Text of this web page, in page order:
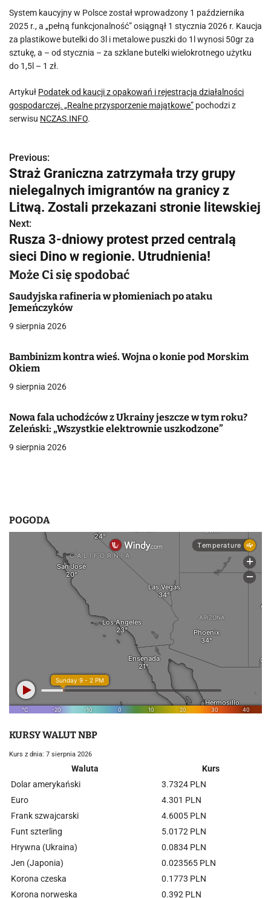
System kaucyjny w Polsce został wprowadzony 1 października
2025 r., a „pełną funkcjonalność” osiągnął 1 stycznia 2026 r. Kaucja
za plastikowe butelki do 3l i metalowe puszki do 1l wynosi 50gr za
sztukę, a – od stycznia – za szklane butelki wielokrotnego użytku
do 1,5l – 1 zł.
Artykuł Podatek od kaucji z opakowań i rejestracja działalności
gospodarczej. „Realne przysporzenie majątkowe” pochodzi z
serwisu NCZAS.INFO.
N
a
w
i
g
a
c
j
w
p
i
s
Previous:
Straż Graniczna zatrzymała trzy grupy
nielegalnych imigrantów na granicy z
Litwą. Zostali przekazani stronie litewskiej
Next:
Rusza 3-dniowy protest przed centralą
sieci Dino w regionie. Utrudnienia!
Może Ci się spodobać
Saudyjska rafineria w płomieniach po ataku
Jemeńczyków
9 sierpnia 2026
Bambinizm kontra wieś. Wojna o konie pod Morskim
Okiem
9 sierpnia 2026
Nowa fala uchodźców z Ukrainy jeszcze w tym roku?
Zeleński: „Wszystkie elektrownie uszkodzone”
9 sierpnia 2026
POGODA
KURSY WALUT NBP
Kurs z dnia: 7 sierpnia 2026
Waluta
Kurs
Dolar amerykański
3.7324 PLN
Euro
4.301 PLN
Frank szwajcarski
4.6005 PLN
Funt szterling
5.0172 PLN
Hrywna (Ukraina)
0.0834 PLN
Jen (Japonia)
0.023565 PLN
Korona czeska
0.1773 PLN
Korona norweska
0.392 PLN